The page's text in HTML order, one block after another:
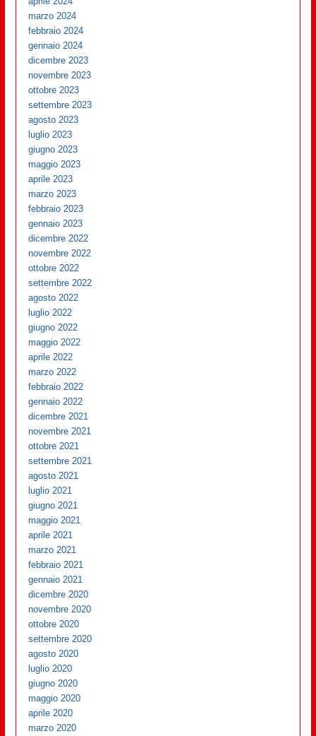
marzo 2024
febbraio 2024
gennaio 2024
dicembre 2023
novembre 2023
ottobre 2023
settembre 2023
agosto 2023
luglio 2023
giugno 2023
maggio 2023
aprile 2023
marzo 2023
febbraio 2023
gennaio 2023
dicembre 2022
novembre 2022
ottobre 2022
settembre 2022
agosto 2022
luglio 2022
giugno 2022
maggio 2022
aprile 2022
marzo 2022
febbraio 2022
gennaio 2022
dicembre 2021
novembre 2021
ottobre 2021
settembre 2021
agosto 2021
luglio 2021
giugno 2021
maggio 2021
aprile 2021
marzo 2021
febbraio 2021
gennaio 2021
dicembre 2020
novembre 2020
ottobre 2020
settembre 2020
agosto 2020
luglio 2020
giugno 2020
maggio 2020
aprile 2020
marzo 2020